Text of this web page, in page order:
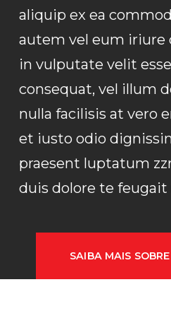
aliquip ex ea
autem vel eum iriure
in vulputate velit
consequat, vel illum
nulla facilisis at vero
et iusto odio
praesent luptatum
duis dolore te feugait
SAIBA MAIS